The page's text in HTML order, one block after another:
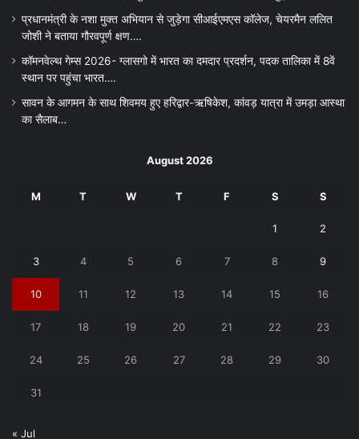
प्रधानमंत्री के नशा मुक्त अभियान से जुड़ेगा सीआईएमएस कॉलेज, चेयरमैन ललित
जोशी ने बताया गौरवपूर्ण क्षण….
कॉमनवेल्थ गेम्स 2026- ग्लासगो में भारत का दमदार प्रदर्शन, पदक तालिका में 8वें
स्थान पर पहुंचा भारत….
सावन के आगमन के साथ शिवमय हुए हरिद्वार-ऋषिकेश, कांवड़ यात्रा में उमड़ा आस्था
का सैलाब…
August 2026
M T W T F S S
1 2
3 4 5 6 7 8 9
10 11 12 13 14 15 16
17 18 19 20 21 22 23
24 25 26 27 28 29 30
31
« Jul